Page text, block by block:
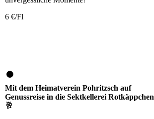
6 €/Fl
Mit dem Heimatverein Pohritzsch auf
Genussreise in die Sektkellerei Rotkäppchen
🥂